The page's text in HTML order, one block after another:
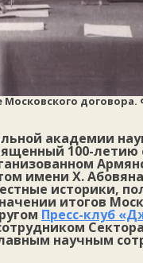
Московского
академии
100-
имени Х.
историки,
итогов
Пресс-клуб
научным